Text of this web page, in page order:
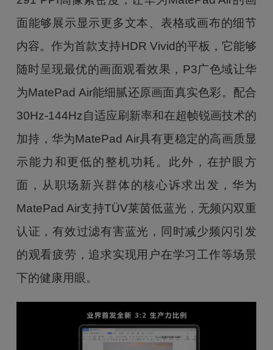
面能够展示显示更多文本、表格或画布的细节
内容。作为首款支持HDR Vivid的平板，它能够
随时呈现最优的画面观看效果，P3广色域让华
为MatePad Air能细腻还原画面真实色彩。配合
30Hz-144Hz自适应刷新率和在超帧锐画技术的
加持，华为MatePad Air具有更稳定的高画质显
示能力和更低的整机功耗。此外，在护眼方
面，从职场新兴群体的核心诉求出发，华为
MatePad Air支持TÜV莱茵低蓝光，无频闪双重
认证，有效过滤有害蓝光，同时减少频闪引发
的观看疲劳，追求实现用户在学习工作等场景
下的健康用眼。